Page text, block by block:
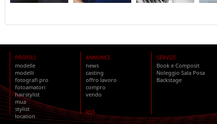
PROFILI
modelle
modelli
fotografi pro
fotoamatori
hairstylist
mua
stylist
location
ANNUNCI
news
casting
offro lavoro
compro
vendo
RSS
SERVIZI
Book e Composit
Noleggio Sala Posa
Backstage